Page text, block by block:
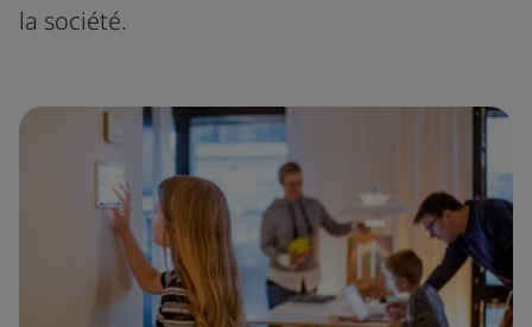
la société.